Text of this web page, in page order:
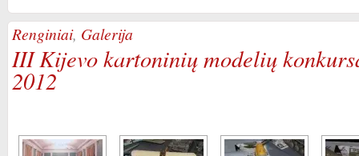
Renginiai, Galerija
III Kijevo kartoninių modelių
2012